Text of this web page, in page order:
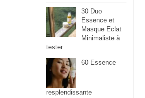
30 Duo
Essence et
Masque Eclat
Minimaliste à
tester
60 Essence
resplendissante